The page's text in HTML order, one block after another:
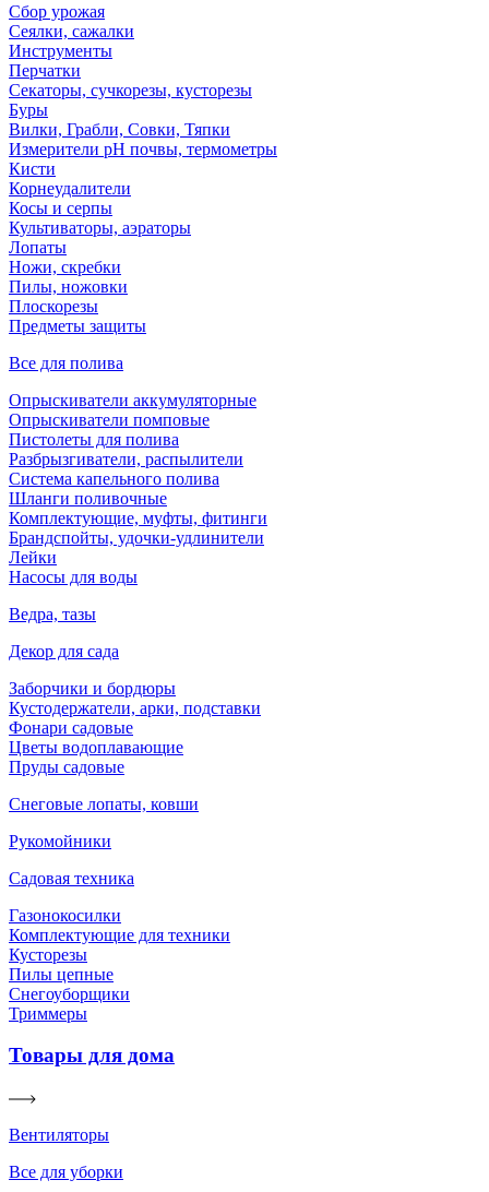
Сбор урожая
Сеялки, сажалки
Инструменты
Перчатки
Секаторы, сучкорезы, кусторезы
Буры
Вилки, Грабли, Совки, Тяпки
Измерители pH почвы, термометры
Кисти
Корнеудалители
Косы и серпы
Культиваторы, аэраторы
Лопаты
Ножи, скребки
Пилы, ножовки
Плоскорезы
Предметы защиты
Все для полива
Опрыскиватели аккумуляторные
Опрыскиватели помповые
Пистолеты для полива
Разбрызгиватели, распылители
Система капельного полива
Шланги поливочные
Комплектующие, муфты, фитинги
Брандспойты, удочки-удлинители
Лейки
Насосы для воды
Ведра, тазы
Декор для сада
Заборчики и бордюры
Кустодержатели, арки, подставки
Фонари садовые
Цветы водоплавающие
Пруды садовые
Снеговые лопаты, ковши
Рукомойники
Садовая техника
Газонокосилки
Комплектующие для техники
Кусторезы
Пилы цепные
Снегоуборщики
Триммеры
Товары для дома
Вентиляторы
Все для уборки